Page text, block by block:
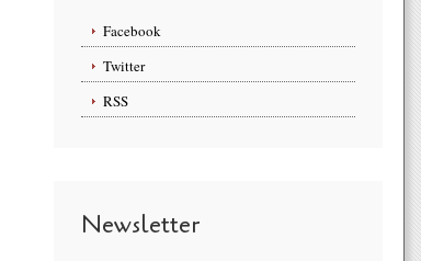
Facebook
Twitter
RSS
Newsletter